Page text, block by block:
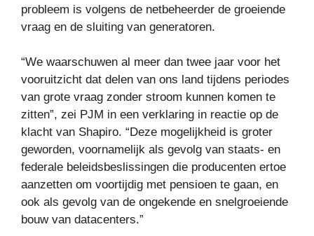
probleem is volgens de netbeheerder de groeiende
vraag en de sluiting van generatoren.
“We waarschuwen al meer dan twee jaar voor het
vooruitzicht dat delen van ons land tijdens periodes
van grote vraag zonder stroom kunnen komen te
zitten”, zei PJM in een verklaring in reactie op de
klacht van Shapiro. “Deze mogelijkheid is groter
geworden, voornamelijk als gevolg van staats- en
federale beleidsbeslissingen die producenten ertoe
aanzetten om voortijdig met pensioen te gaan, en
ook als gevolg van de ongekende en snelgroeiende
bouw van datacenters.”